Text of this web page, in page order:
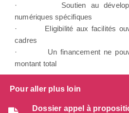
·
Soutien au
numériques spécifiques
·
Eligibilité aux facilités
cadres
·
Un financement ne
montant total
Pour aller plus loin
Dossier appel à